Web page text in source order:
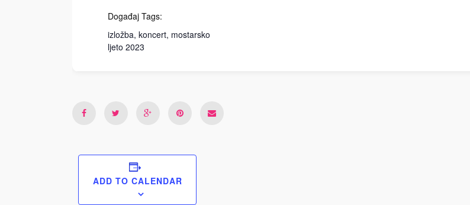
Događaj Tags:
izložba, koncert, mostarsko
ljeto 2023
ADD TO CALENDAR